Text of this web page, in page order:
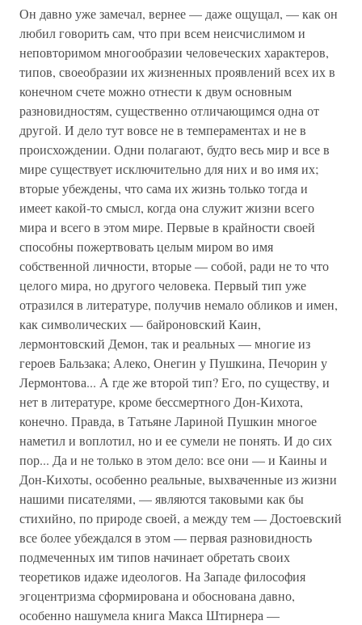
Он давно уже замечал, вернее — даже ощущал, — как он
любил говорить сам, что при всем неисчислимом и
неповторимом многообразии человеческих характеров,
типов, своеобразии их жизненных проявлений всех их в
конечном счете можно отнести к двум основным
разновидностям, существенно отличающимся одна от
другой. И дело тут вовсе не в темпераментах и не в
происхождении. Одни полагают, будто весь мир и все в
мире существует исключительно для них и во имя их;
вторые убеждены, что сама их жизнь только тогда и
имеет какой-то смысл, когда она служит жизни всего
мира и всего в этом мире. Первые в крайности своей
способны пожертвовать целым миром во имя
собственной личности, вторые — собой, ради не то что
целого мира, но другого человека. Первый тип уже
отразился в литературе, получив немало обликов и имен,
как символических — байроновский Каин,
лермонтовский Демон, так и реальных — многие из
героев Бальзака; Алеко, Онегин у Пушкина, Печорин у
Лермонтова... А где же второй тип? Его, по существу, и
нет в литературе, кроме бессмертного Дон-Кихота,
конечно. Правда, в Татьяне Лариной Пушкин многое
наметил и воплотил, но и ее сумели не понять. И до сих
пор... Да и не только в этом дело: все они — и Каины и
Дон-Кихоты, особенно реальные, выхваченные из жизни
нашими писателями, — являются таковыми как бы
стихийно, по природе своей, а между тем — Достоевский
все более убеждался в этом — первая разновидность
подмеченных им типов начинает обретать своих
теоретиков идаже идеологов. На Западе философия
эгоцентризма сформирована и обоснована давно,
особенно нашумела книга Макса Штирнера —